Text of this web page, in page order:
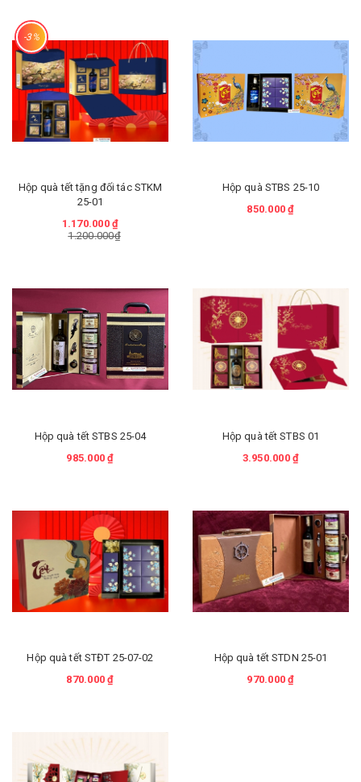
-3%
Hộp quà tết tặng đối tác STKM
25-01
1.170.000 ₫
1.200.000₫
Hộp quà STBS 25-10
850.000 ₫
Hộp quà tết STBS 25-04
985.000 ₫
Hộp quà tết STBS 01
3.950.000 ₫
Hộp quà tết STĐT 25-07-02
870.000 ₫
Hộp quà tết STDN 25-01
970.000 ₫